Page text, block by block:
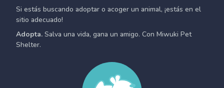
Si estás buscando adoptar o acoger un animal, ¡estás en el
sitio adecuado!
Adopta. Salva una vida, gana un amigo. Con Miwuki Pet
Shelter.